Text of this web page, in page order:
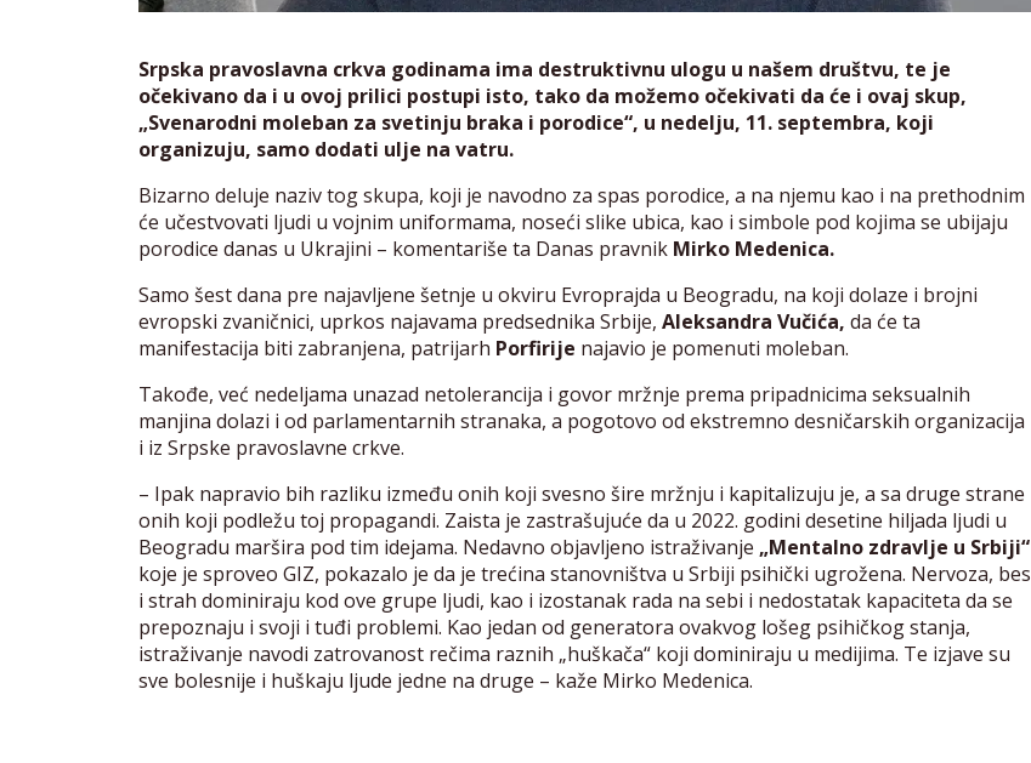
Srpska pravoslavna crkva godinama ima destruktivnu ulogu u našem društvu, te je
očekivano da i u ovoj prilici postupi isto, tako da možemo očekivati da će i ovaj skup,
„Svenarodni moleban za svetinju braka i porodice“, u nedelju, 11. septembra, koji
organizuju, samo dodati ulje na vatru.
Bizarno deluje naziv tog skupa, koji je navodno za spas porodice, a na njemu kao i na prethodnim
će učestvovati ljudi u vojnim uniformama, noseći slike ubica, kao i simbole pod kojima se ubijaju
porodice danas u Ukrajini – komentariše ta Danas pravnik Mirko Medenica.
Samo šest dana pre najavljene šetnje u okviru Evroprajda u Beogradu, na koji dolaze i brojni
evropski zvaničnici, uprkos najavama predsednika Srbije, Aleksandra Vučića, da će ta
manifestacija biti zabranjena, patrijarh Porfirije najavio je pomenuti moleban.
Takođe, već nedeljama unazad netolerancija i govor mržnje prema pripadnicima seksualnih
manjina dolazi i od parlamentarnih stranaka, a pogotovo od ekstremno desničarskih organizacija
i iz Srpske pravoslavne crkve.
– Ipak napravio bih razliku između onih koji svesno šire mržnju i kapitalizuju je, a sa druge strane
onih koji podležu toj propagandi. Zaista je zastrašujuće da u 2022. godini desetine hiljada ljudi u
Beogradu maršira pod tim idejama. Nedavno objavljeno istraživanje „Mentalno zdravlje u Srbiji“
koje je sproveo GIZ, pokazalo je da je trećina stanovništva u Srbiji psihički ugrožena. Nervoza, bes
i strah dominiraju kod ove grupe ljudi, kao i izostanak rada na sebi i nedostatak kapaciteta da se
prepoznaju i svoji i tuđi problemi. Kao jedan od generatora ovakvog lošeg psihičkog stanja,
istraživanje navodi zatrovanost rečima raznih „huškača“ koji dominiraju u medijima. Te izjave su
sve bolesnije i huškaju ljude jedne na druge – kaže Mirko Medenica.